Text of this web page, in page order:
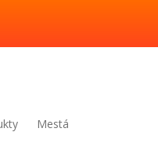
Mestá